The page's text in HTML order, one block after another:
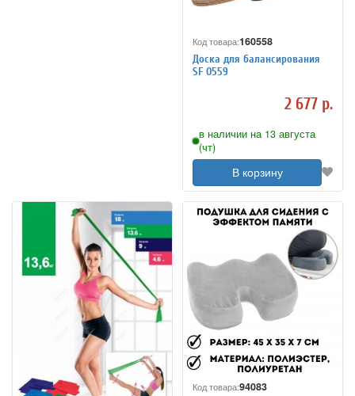
Код товара:160558
Доска для балансирования
SF 0559
2 677 р.
в наличии на 13 августа
(чт)
В корзину
Код товара:94083